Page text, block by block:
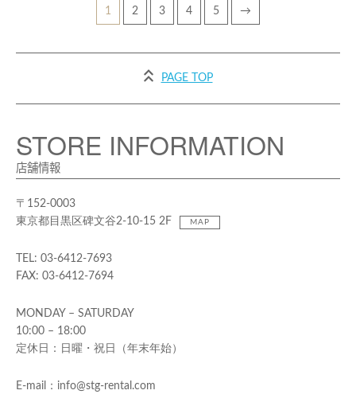
1 2 3 4 5 →
PAGE TOP
STORE INFORMATION
店舗情報
〒152-0003
東京都目黒区碑文谷2-10-15 2F
MAP
TEL: 03-6412-7693
FAX: 03-6412-7694
MONDAY – SATURDAY
10:00 – 18:00
定休日：日曜・祝日（年末年始）
E-mail：info@stg-rental.com